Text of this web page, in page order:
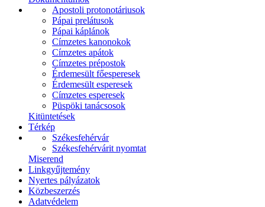
Apostoli protonotáriusok
Pápai prelátusok
Pápai káplánok
Címzetes kanonokok
Címzetes apátok
Címzetes prépostok
Érdemesült főesperesek
Érdemesült esperesek
Címzetes esperesek
Püspöki tanácsosok
Kitüntetések
Térkép
Székesfehérvár
Székesfehérvárit nyomtat
Miserend
Linkgyűjtemény
Nyertes pályázatok
Közbeszerzés
Adatvédelem